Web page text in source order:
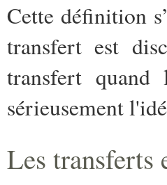
Cette définition
transfert est
transfert
sérieusement
Les transferts